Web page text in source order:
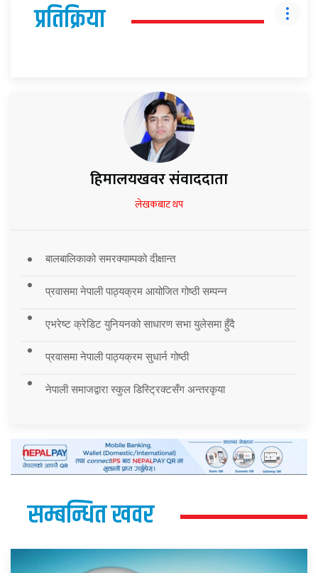
प्रतिक्रिया
हिमालयखवर संवाददाता
लेखकबाट थप
बालबालिकाको समरक्याम्पको दीक्षान्त
प्रवासमा नेपाली पाठ्यक्रम आयोजित गोष्ठी सम्पन्न
एभरेष्ट क्रेडिट युनियनको साधारण सभा युलेसमा हुँदै
प्रवासमा नेपाली पाठ्यक्रम सुधार्न गोष्ठी
नेपाली समाजद्वारा स्कुल डिस्ट्रिक्टसँग अन्तरकृया
सम्बन्धित खवर